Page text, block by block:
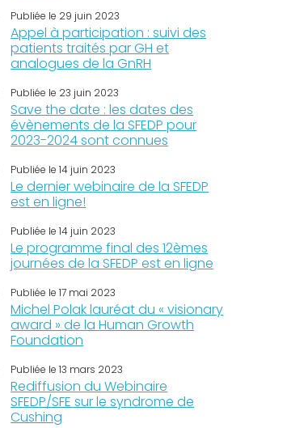
Publiée le 29 juin 2023
Appel à participation : suivi des
patients traités par GH et
analogues de la GnRH
Publiée le 23 juin 2023
Save the date : les dates des
évènements de la SFEDP pour
2023-2024 sont connues
Publiée le 14 juin 2023
Le dernier webinaire de la SFEDP
est en ligne!
Publiée le 14 juin 2023
Le programme final des 12èmes
journées de la SFEDP est en ligne
Publiée le 17 mai 2023
Michel Polak lauréat du « visionary
award » de la Human Growth
Foundation
Publiée le 13 mars 2023
Rediffusion du Webinaire
SFEDP/SFE sur le syndrome de
Cushing